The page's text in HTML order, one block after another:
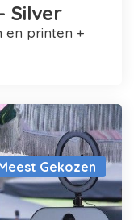
Silver
Gekozen